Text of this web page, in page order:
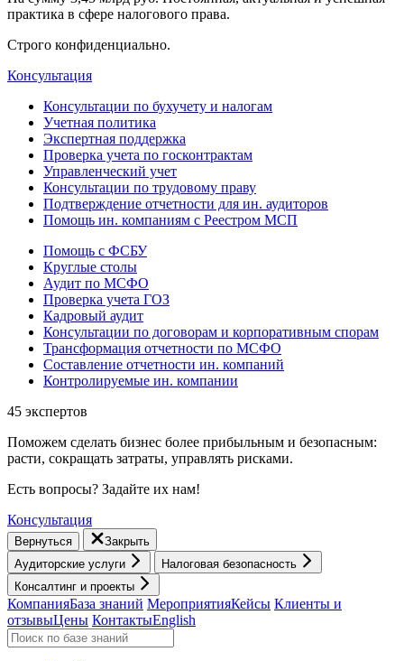
практика в сфере налогового права.
Строго конфиденциально.
Консультация
Консультации по бухучету и налогам
Учетная политика
Экспертная поддержка
Проверка учета по госконтрактам
Управленческий учет
Консультации по трудовому праву
Подтверждение отчетности для ин. аудиторов
Помощь ин. компаниям с Реестром МСП
Помощь с ФСБУ
Круглые столы
Аудит по МСФО
Проверка учета ГОЗ
Кадровый аудит
Консультации по договорам и корпоративным спорам
Трансформация отчетности по МСФО
Составление отчетности ин. компаний
Контролируемые ин. компании
45 экспертов
Поможем сделать бизнес более прибыльным и безопасным:
расти, cокращать затраты, управлять рисками.
Есть вопросы? Задайте их нам!
Консультация
Вернуться
Закрыть
Аудиторские услуги
Налоговая безопасность
Консалтинг и проекты
КомпанияБаза знаний МероприятияКейсы Клиенты и
отзывыЦены КонтактыEnglish